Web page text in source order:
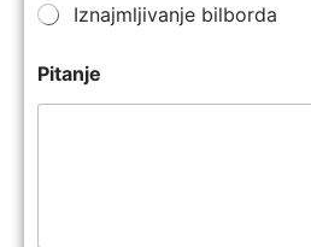
Iznajmljivanje bilborda
Pitanje